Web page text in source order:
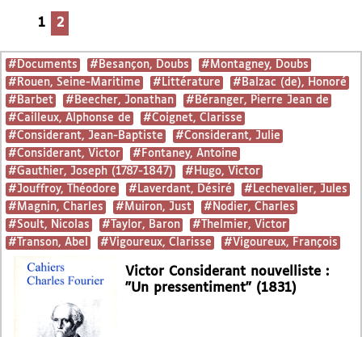
1 2
#Documents #Besançon, Doubs
#Montagney, Doubs
#Rouen, Seine-Maritime
#Littérature
#Balzac (de), Honoré
#Barbet
#Beecher, Jonathan
#Béranger, Pierre Jean de
#Cailleux, Alphonse de
#Coignet, Clarisse
#Considerant, Jean-Baptiste
#Considerant, Julie
#Considerant, Victor
#Fontaney, Antoine
#Gauthier, Joseph (1787-1847)
#Hugo, Victor
#Jouffroy, Théodore
#Laverdant, Désiré
#Lechevalier, Jules
#Magnin, Charles
#Muiron, Just
#Nodier, Charles
#Soult, Nicolas
#Taylor, Baron
#Thelmier, Victor
#Transon, Abel
#Vigoureux, Clarisse #Vigoureux, François
Victor Considerant nouvelliste :
"Un pressentiment" (1831)